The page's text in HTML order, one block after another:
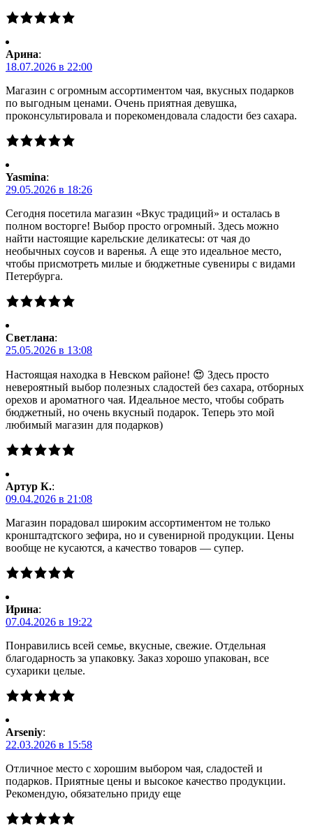
Арина:
18.07.2026 в 22:00
Магазин с огромным ассортиментом чая, вкусных подарков
по выгодным ценами. Очень приятная девушка,
проконсультировала и порекомендовала сладости без сахара.
Yasmina:
29.05.2026 в 18:26
Сегодня посетила магазин «Вкус традиций» и осталась в
полном восторге! Выбор просто огромный. Здесь можно
найти настоящие карельские деликатесы: от чая до
необычных соусов и варенья. А еще это идеальное место,
чтобы присмотреть милые и бюджетные сувениры с видами
Петербурга.
Светлана:
25.05.2026 в 13:08
Настоящая находка в Невском районе! 😍 Здесь просто
невероятный выбор полезных сладостей без сахара, отборных
орехов и ароматного чая. Идеальное место, чтобы собрать
бюджетный, но очень вкусный подарок. Теперь это мой
любимый магазин для подарков)
Артур К.:
09.04.2026 в 21:08
Магазин порадовал широким ассортиментом не только
кронштадтского зефира, но и сувенирной продукции. Цены
вообще не кусаются, а качество товаров — супер.
Ирина:
07.04.2026 в 19:22
Понравились всей семье, вкусные, свежие. Отдельная
благодарность за упаковку. Заказ хорошо упакован, все
сухарики целые.
Arseniy:
22.03.2026 в 15:58
Отличное место с хорошим выбором чая, сладостей и
подарков. Приятные цены и высокое качество продукции.
Рекомендую, обязательно приду еще